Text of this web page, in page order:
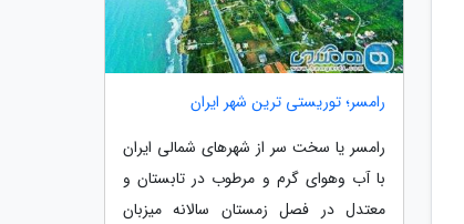
رامسر؛ توریستی ترین شهر ایران
رامسر یا سخت سر از شهرهای شمالی ایران
با آب وهوای گرم و مرطوب در تابستان و
معتدل در فصل زمستان سالانه میزبان